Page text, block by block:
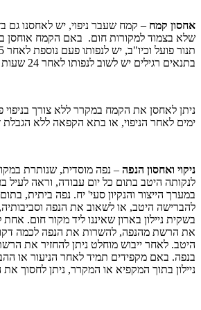
אחסון קמח – קמח שעבר ניפוי, יש לאחסנו גם
שלא בצמוד למקורות חום. באם הקמח אוחסן
בתנאים רגילים יש לשוב לנפותו לאחר 24 שעות מהניפוי האחרון.
ניתן לאחסן את הקמח במקרר ללא צורך
ימים לאחר הניפוי, או בתא הקפאה ללא הגבלת
ניקוי ואחסון הנפה – נפה מוסדית, שנותרת
לנקותה היטב בתום כל יום עבודה, וראה לעיל
במערך הייצור והנקיון סעי' יח. נפה ביתית,
להברישה היטב, או לשאוב את הנפה
בשקית ניילון בארון שאיננו ליד מקור חום.
את הרשת מהנפה, להשרות את הנפה לכמה דקות
היטב. לאחר ייבוש מוחלט ניתן להחזיר את
בנפה. באם מקפידים תמיד לאחר הניעור או
ניילון בתוך המקפיא או המקרר, ניתן לחסוך את